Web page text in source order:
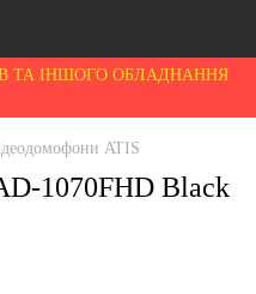
ТА ІНШОГО ОБЛАДНАННЯ
ATIS
1070FHD Black